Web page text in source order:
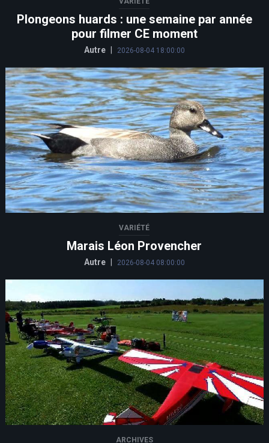
Plongeons huards : une semaine par année
pour filmer CE moment
Autre 2026-08-04 18:00:00
VARIÉTÉ
Marais Léon Provencher
Autre 2026-08-04 08:00:00
ARCHIVES